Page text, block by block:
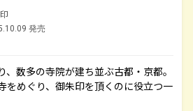
発売
数多の寺院が建ち並ぶ古都・京都。
をめぐり、御朱印を頂くのに役立つ一